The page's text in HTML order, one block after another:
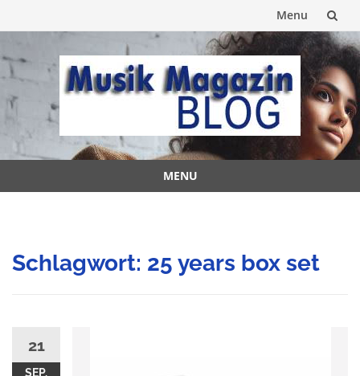
Menu
to
content
MENU
Schlagwort: 25 years box set
21
SEP.